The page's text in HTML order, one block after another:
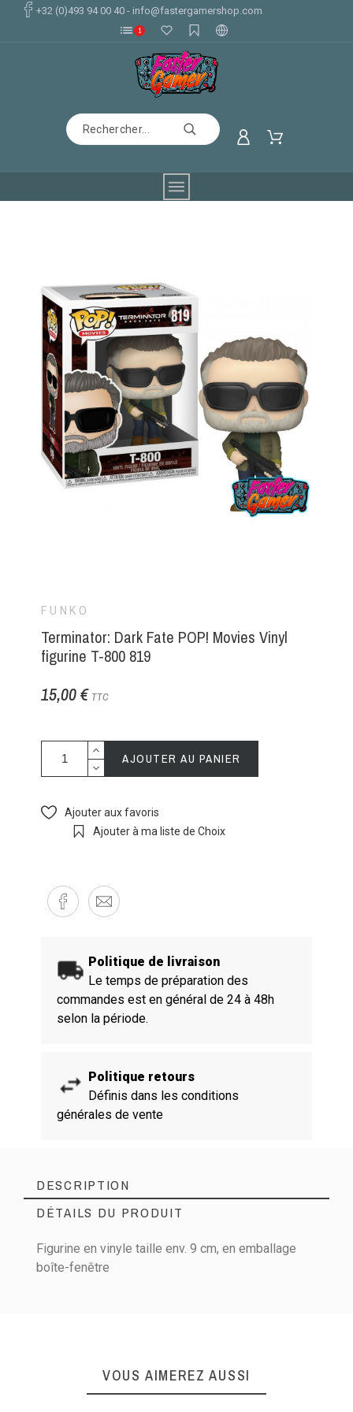
+32 (0)493 94 00 40 - info@fastergamershop.com
1
FUNKO
Terminator: Dark Fate POP! Movies Vinyl
figurine T-800 819
15,00 € TTC
AJOUTER AU PANIER
Ajouter aux favoris
Ajouter à ma liste de Choix
Politique de livraison
Le temps de préparation des
commandes est en général de 24 à 48h
selon la période.
Politique retours
Définis dans les conditions
générales de vente
DESCRIPTION
DÉTAILS DU PRODUIT
Figurine en vinyle taille env. 9 cm, en emballage
boîte-fenêtre
VOUS AIMEREZ AUSSI